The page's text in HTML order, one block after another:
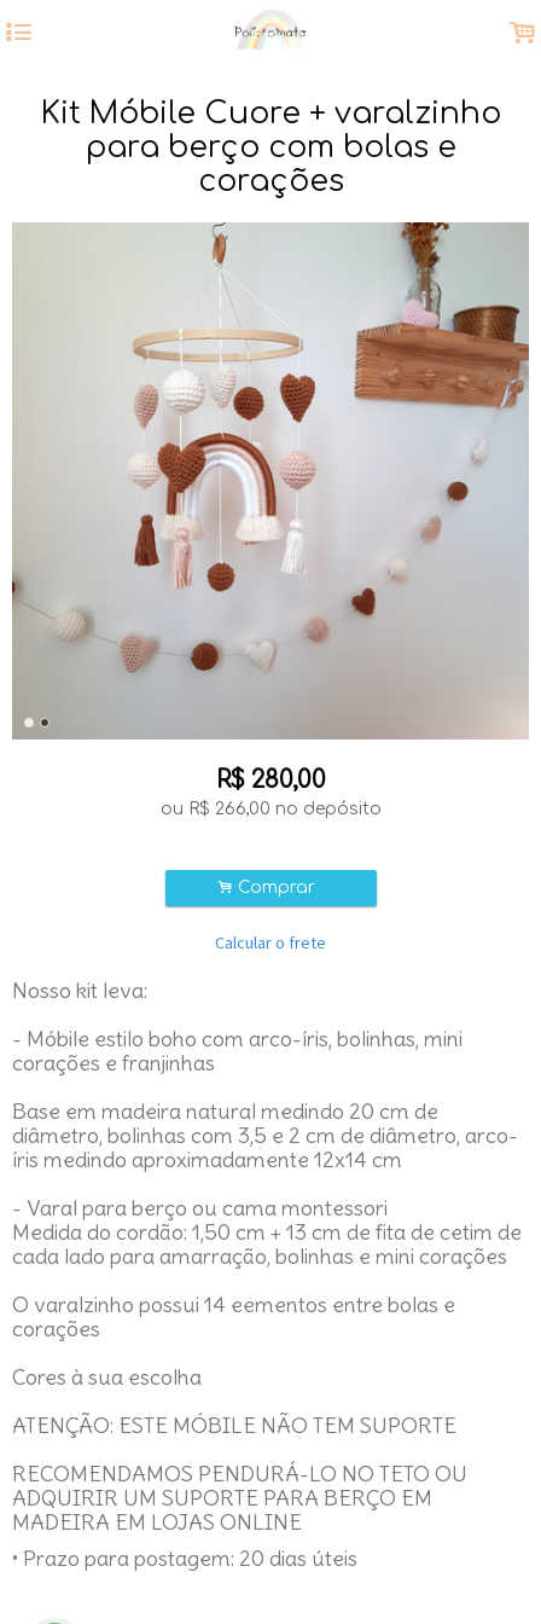
4 .
Kit Móbile Cuore + varalzinho
para berço com bolas e
corações
R$ 280,00
ou R$ 266,00 no depósito
. Comprar
Calcular o frete
Nosso kit leva:
- Móbile estilo boho com arco-íris, bolinhas, mini
corações e franjinhas
Base em madeira natural medindo 20 cm de
diâmetro, bolinhas com 3,5 e 2 cm de diâmetro, arco-
íris medindo aproximadamente 12x14 cm
- Varal para berço ou cama montessori
Medida do cordão: 1,50 cm + 13 cm de fita de cetim de
cada lado para amarração, bolinhas e mini corações
O varalzinho possui 14 eementos entre bolas e
corações
Cores à sua escolha
ATENÇÃO: ESTE MÓBILE NÃO TEM SUPORTE
RECOMENDAMOS PENDURÁ-LO NO TETO OU
ADQUIRIR UM SUPORTE PARA BERÇO EM
MADEIRA EM LOJAS ONLINE
• Prazo para postagem: 20 dias úteis